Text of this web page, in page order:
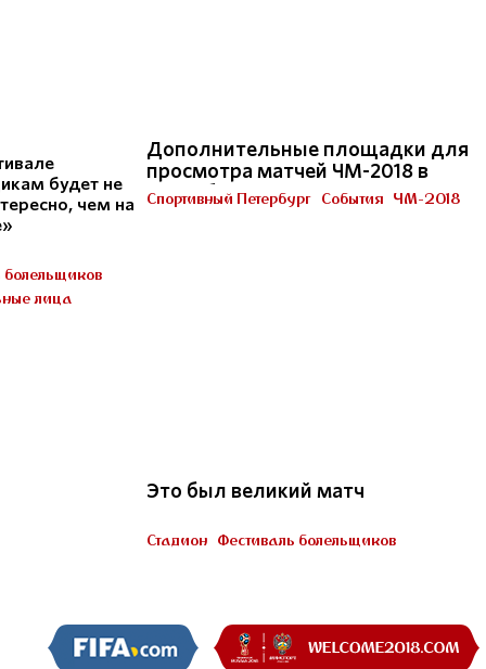
будет не
чем на
болельщиков
лица
Дополнительные площадки для
просмотра матчей ЧМ-2018 в
Петербурге
Спортивный Петербург События ЧМ-2018
Это был великий матч
Стадион Фестиваль болельщиков